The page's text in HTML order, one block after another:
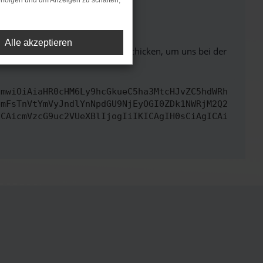
unterstützt werden.
Du kannst uns diesen Text schicken, um uns bei der
Alle akzeptieren